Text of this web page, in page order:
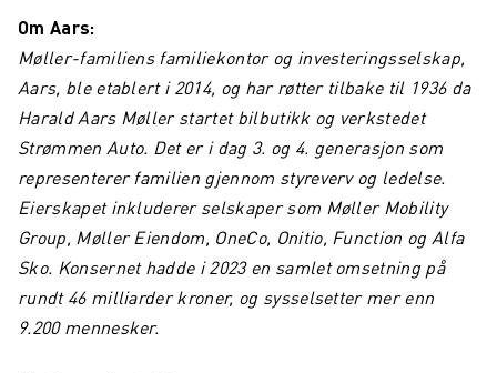
Om Aars:
Møller-familiens familiekontor og investeringsselskap,
Aars, ble etablert i 2014, og har røtter tilbake til 1936 da
Harald Aars Møller startet bilbutikk og verkstedet
Strømmen Auto. Det er i dag 3. og 4. generasjon som
representerer familien gjennom styreverv og ledelse.
Eierskapet inkluderer selskaper som Møller Mobility
Group, Møller Eiendom, OneCo, Onitio, Function og Alfa
Sko. Konsernet hadde i 2023 en samlet omsetning på
rundt 46 milliarder kroner, og sysselsetter mer enn
9.200 mennesker.